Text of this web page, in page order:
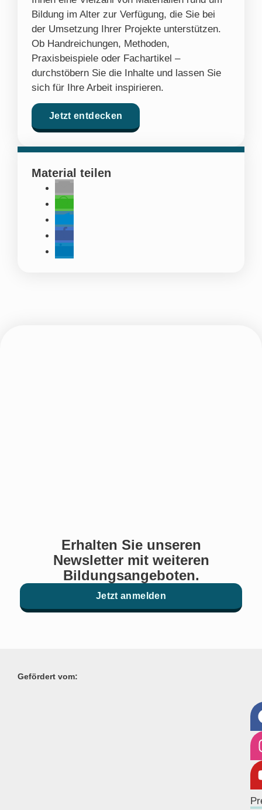
Bildung im Alter zur Verfügung, die Sie bei
der Umsetzung Ihrer Projekte unterstützen.
Ob Handreichungen, Methoden,
Praxisbeispiele oder Fachartikel –
durchstöbern Sie die Inhalte und lassen Sie
sich für Ihre Arbeit inspirieren.
Jetzt entdecken
Material teilen
Erhalten Sie unseren
Newsletter mit weiteren
Bildungsangeboten.
Jetzt anmelden
Gefördert vom: